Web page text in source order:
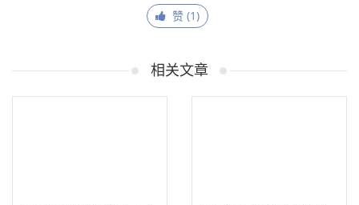
赞 (1)
相关文章